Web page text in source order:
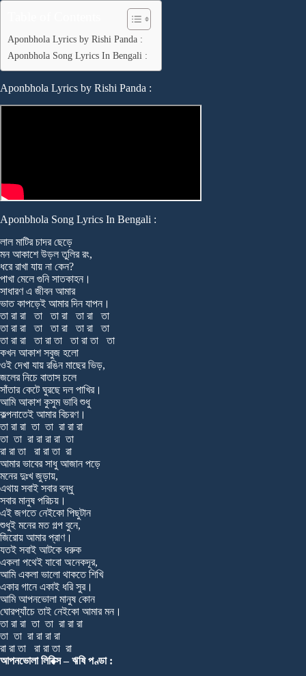
Aponbhola Lyrics by Rishi Panda :
Aponbhola Song Lyrics In Bengali :
Aponbhola Lyrics by Rishi Panda :
Aponbhola Song Lyrics In Bengali :
লাল মাটির চাদর ছেড়ে
মন আকাশে উড়ল তুলির রং,
ধরে রাখা যায় না কেন?
পাখা মেলে গুনি সাতকাহন।
সাধারণ এ জীবন আমার
ভাত কাপড়েই আমার দিন যাপন।
তা রা রা তা তা রা তা রা তা
তা রা রা তা তা রা তা রা তা
তা রা রা তা রা তা তা রা তা তা
কখন আকাশ সবুজ হলো
ওই দেখা যায় রঙিন মাছের ভিড়,
জলের নিচে বাতাস চলে
সাঁতার কেটে ঘুরছে দল পাখির।
আমি আকাশ কুসুম ভাবি শুধু
কল্পনাতেই আমার বিচরণ।
তা রা রা তা তা রা রা রা
তা তা রা রা রা রা তা
রা রা তা রা রা তা রা
আমার ভাবের সাধু আজান পড়ে
মনের দুঃখ জুড়ায়,
এথায় সবাই সবার বন্ধু
সবার মানুষ পরিচয়।
এই জগতে নেইকো পিছুটান
শুধুই মনের মত গল্প বুনে,
জিরোয় আমার প্রাণ।
যতই সবাই আটকে ধরুক
একলা পথেই যাবো অনেকদূর,
আমি একলা ভালো থাকতে শিখি
একার গানে একাই ধরি সুর।
আমি আপনভোলা মানুষ কোন
ঘোরপ্যাঁচে তাই নেইকো আমার মন।
তা রা রা তা তা রা রা রা
তা তা রা রা রা রা
রা রা তা রা রা তা রা
আপনভোলা লিরিক্স – ঋষি পণ্ডা :